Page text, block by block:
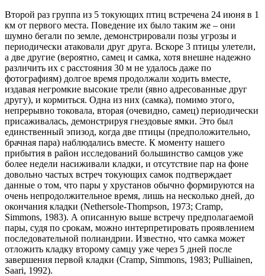
Второй раз группа из 5 токующих птиц встречена 24 июня в 1
км от первого места. Поведение их было таким же – они
шумно бегали по земле, демонстрировали позы угрозы и
периодически атаковали друг друга. Вскоре 3 птицы улетели,
а две другие (вероятно, самец и самка, хотя внешне надежно
различить их с расстояния 30 м не удалось даже по
фотографиям) долгое время продолжали ходить вместе,
издавая негромкие высокие трели (явно адресованные друг
другу), и кормиться. Одна из них (самка), помимо этого,
непрерывно токовала, вторая (очевидно, самец) периодически
присаживалась, демонстрируя гнездовые ямки. Это был
единственный эпизод, когда две птицы (предположительно,
брачная пара) наблюдались вместе. К моменту нашего
прибытия в район исследований большинство самцов уже
более недели насиживали кладки, и отсутствие пар на фоне
довольно частых встреч токующих самок подтверждает
данные о том, что пары у хрустанов обычно формируются на
очень непродолжительное время, лишь на несколько дней, до
окончания кладки (Nethersole-Thompson, 1973; Cramp,
Simmons, 1983). А описанную выше встречу предполагаемой
пары, судя по срокам, можно интерпретировать проявлением
последовательной полиандрии. Известно, что самка может
отложить кладку второму самцу уже через 5 дней после
завершения первой кладки (Cramp, Simmons, 1983; Pulliainen,
Saari, 1992).